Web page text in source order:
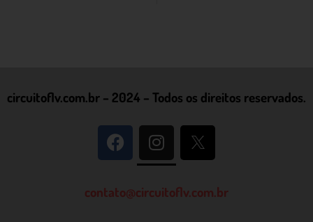
circuitoflv.com.br – 2024 – Todos os direitos reservados.
contato@circuitoflv.com.br